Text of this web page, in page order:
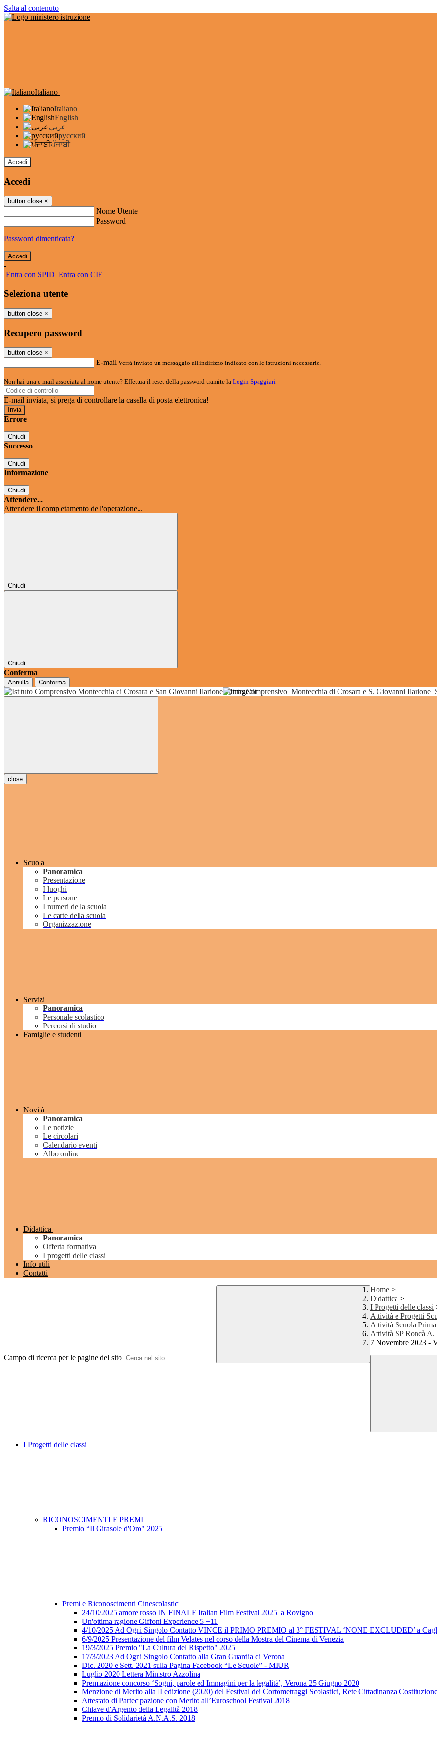
Salta al contenuto
Italiano
Italiano
English
عربى
русский
ਪੰਜਾਬੀ
Accedi
Accedi
button close ×
Nome Utente
Password
Password dimenticata?
-
Entra con SPID Entra con CIE
Seleziona utente
button close ×
Recupero password
button close ×
E-mail Verrà inviato un messaggio all'indirizzo indicato con le istruzioni necessarie.
Non hai una e-mail associata al nome utente? Effettua il reset della password tramite la Login Spaggiari
E-mail inviata, si prega di controllare la casella di posta elettronica!
Errore
Chiudi
Successo
Chiudi
Informazione
Chiudi
Attendere...
Attendere il completamento dell'operazione...
Chiudi
Chiudi
Conferma
Annulla Conferma
Istituto Comprensivo Montecchia di Crosara e S. Giovanni Ilarione
grado
close
Scuola
Panoramica
Presentazione
I luoghi
Le persone
I numeri della scuola
Le carte della scuola
Organizzazione
Servizi
Panoramica
Personale scolastico
Percorsi di studio
Famiglie e studenti
Novità
Panoramica
Le notizie
Le circolari
Calendario eventi
Albo online
Didattica
Panoramica
Offerta formativa
I progetti delle classi
Info utili
Contatti
Campo di ricerca per le pagine del sito
Home >
Didattica >
I Progetti delle classi
Attività e Progetti
Attività Scuola
Attività SP Roncà A.
7 Novembre 2023 -
I Progetti delle classi
RICONOSCIMENTI E PREMI
Premio “Il Girasole d'Oro" 2025
Premi e Riconoscimenti Cinescolastici
24/10/2025 amore rosso IN FINALE Italian Film Festival 2025, a Rovigno
Un'ottima ragione Giffoni Experience 5 +11
4/10/2025 Ad Ogni Singolo Contatto VINCE il PRIMO PREMIO al 3° FESTIVAL ‘NONE EXCLUDED’ a
6/9/2025 Presentazione del film Velates nel corso della Mostra del Cinema di Venezia
19/3/2025 Premio "La Cultura del Rispetto" 2025
17/3/2023 Ad Ogni Singolo Contatto alla Gran Guardia di Verona
Dic. 2020 e Sett. 2021 sulla Pagina Facebook “Le Scuole” - MIUR
Luglio 2020 Lettera Ministro Azzolina
Premiazione concorso ‘Sogni, parole ed Immagini per la legalità’, Verona 25 Giugno 2020
Menzione di Merito alla II edizione (2020) del Festival dei Cortometraggi Scolastici, Rete Cittadinanza
Attestato di Partecipazione con Merito all’Euroschool Festival 2018
Chiave d'Argento della Legalità 2018
Premio di Solidarietà A.N.A.S. 2018